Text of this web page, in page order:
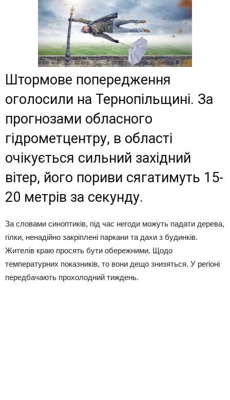
Штормове попередження
оголосили на Тернопільщині. За
прогнозами обласного
гідрометцентру, в області
очікується сильний західний
вітер, його пориви сягатимуть 15-
20 метрів за секунду.
За словами синоптиків, під час негоди можуть падати дерева,
гілки, ненадійно закріплені паркани та дахи з будинків.
Жителів краю просять бути обережними. Щодо
температурних показників, то вони дещо знизяться. У регіоні
передбачають прохолодний тиждень.